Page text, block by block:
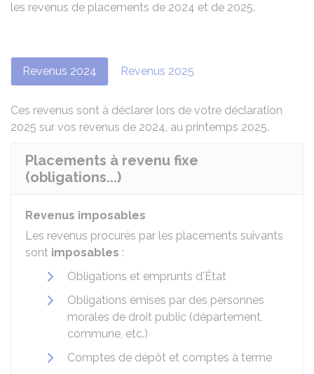
les revenus de placements de 2024 et de 2025.
Revenus 2024 Revenus 2025
Ces revenus sont à déclarer lors de votre déclaration
2025 sur vos revenus de 2024, au printemps 2025.
Placements à revenu fixe
(obligations...)
Revenus imposables
Les revenus procurés par les placements suivants
sont imposables :
Obligations et emprunts d'État
Obligations émises par des personnes
morales de droit public (département,
commune, etc.)
Comptes de dépôt et comptes à terme